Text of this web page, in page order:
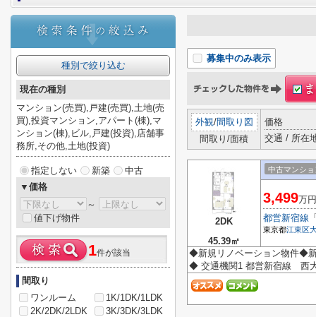
募集中のみ表示
外観/間取り図
間取り/面積
価格
交通 / 所在
2DK
45.39㎡
中古マンショ
3,499万円
都営新宿線
東京都江東区
◆新規リノベーション物件◆
◆ 交通機関1 都営新宿線 西
種別で絞り込む
現在の種別
マンション(売買),戸建(売買),土地(売
買),投資マンション,アパート(棟),マ
ンション(棟),ビル,戸建(投資),店舗事
務所,その他,土地(投資)
指定しない 新築
中古
▼価格
～
値下げ物件
1件が該当
間取り
ワンルーム
1K/1DK/1LDK
2K/2DK/2LDK
3K/3DK/3LDK